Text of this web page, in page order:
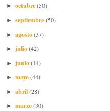
► octubre(50)
► septiembre(50)
► agosto(37)
► julio(42)
► junio(14)
► mayo(44)
► abril(28)
► marzo(30)